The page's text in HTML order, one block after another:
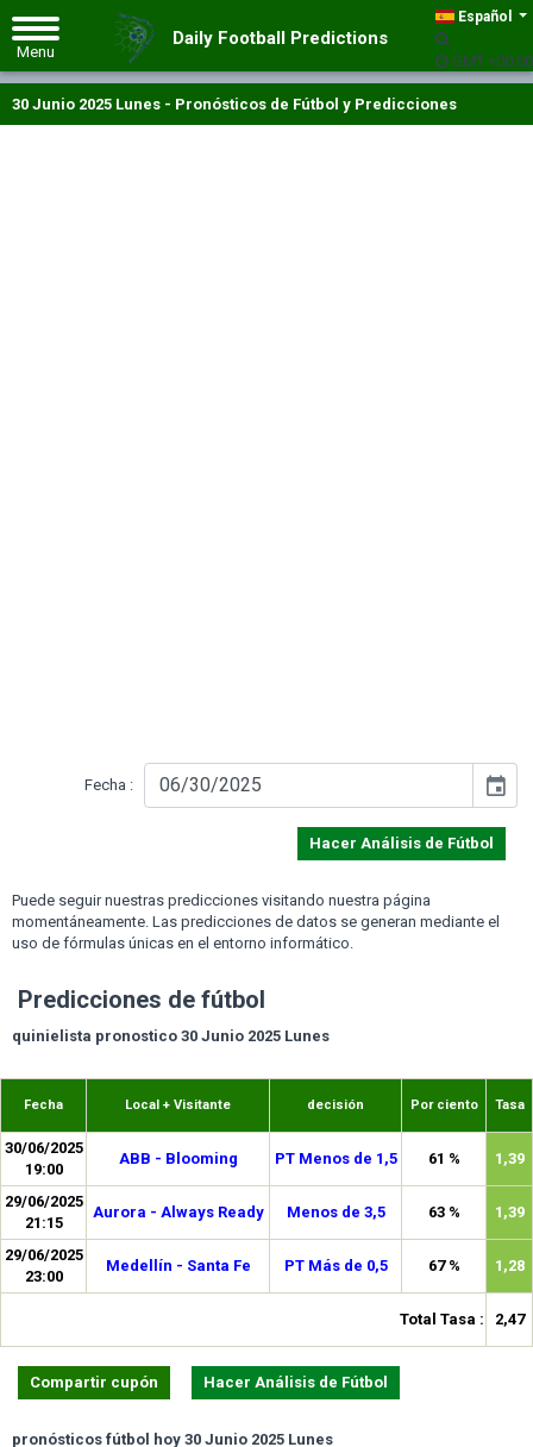
Español
GMT +00:00
Daily Football Predictions
30 Junio 2025 Lunes - Pronósticos de Fútbol y Predicciones
Fecha : event
Hacer Análisis de Fútbol
Puede seguir nuestras predicciones visitando nuestra página
momentáneamente. Las predicciones de datos se generan mediante el
uso de fórmulas únicas en el entorno informático.
Predicciones de fútbol
quinielista pronostico 30 Junio 2025 Lunes
Fecha Local + Visitante decisión Por ciento Tasa
30/06/2025
19:00
ABB - Blooming PT Menos de 1,5 61 % 1,39
29/06/2025
21:15
Aurora - Always Ready Menos de 3,5 63 % 1,39
29/06/2025
23:00
Medellín - Santa Fe PT Más de 0,5 67 % 1,28
Total Tasa : 2,47
Compartir cupón Hacer Análisis de Fútbol
pronósticos fútbol hoy 30 Junio 2025 Lunes